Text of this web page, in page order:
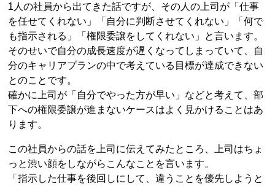
1人の社員から出てきた話ですが、その人の上司が「仕事
を任せてくれない」「自分に判断させてくれない」「何で
も指示される」「権限委譲をしてくれない」と言います。
そのせいで自分の成長速度が遅くなってしまっていて、自
分のキャリアプランの中で考えている目標が達成できない
とのことです。
確かに上司が「自分でやった方が早い」などと考えて、部
下への権限委譲が進まないケースはよく見かけることはあ
ります。
この社員からの話を上司に伝えてみたところ、上司はちょ
っと渋い顔をしながらこんなことを言います。
「指示した仕事を後回しにして、違うことを優先しようと